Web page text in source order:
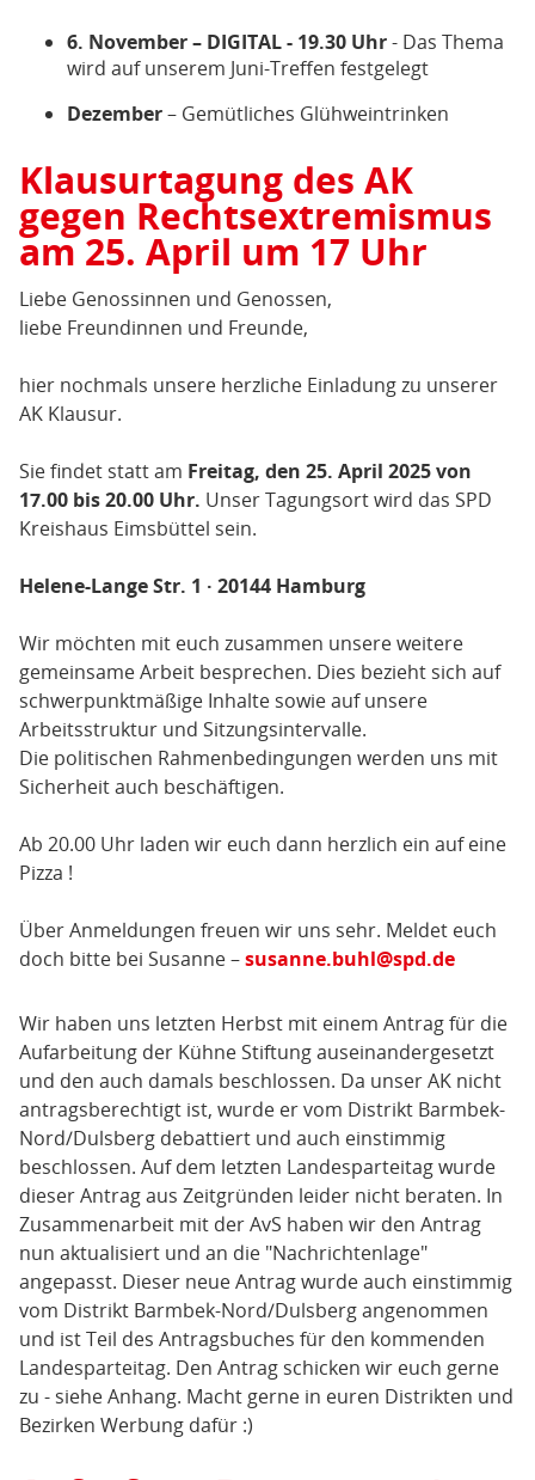
6. November – DIGITAL - 19.30 Uhr- Das Thema
wird auf unserem Juni-Treffen festgelegt
Dezember– Gemütliches Glühweintrinken
Klausurtagung des AK
gegen Rechtsextremismus
am 25. April um 17 Uhr
Liebe Genossinnen und Genossen,
liebe Freundinnen und Freunde,
hier nochmals unsere herzliche Einladung zu unserer
AK Klausur.
Sie findet statt am Freitag, den 25. April 2025 von
17.00 bis 20.00 Uhr. Unser Tagungsort wird das SPD
Kreishaus Eimsbüttel sein.
Helene-Lange Str. 1 · 20144 Hamburg
Wir möchten mit euch zusammen unsere weitere
gemeinsame Arbeit besprechen. Dies bezieht sich auf
schwerpunktmäßige Inhalte sowie auf unsere
Arbeitsstruktur und Sitzungsintervalle.
Die politischen Rahmenbedingungen werden uns mit
Sicherheit auch beschäftigen.
Ab 20.00 Uhr laden wir euch dann herzlich ein auf eine
Pizza !
Über Anmeldungen freuen wir uns sehr. Meldet euch
doch bitte bei Susanne –susanne.buhl@spd.de
Wir haben uns letzten Herbst mit einem Antrag für die
Aufarbeitung der Kühne Stiftung auseinandergesetzt
und den auch damals beschlossen. Da unser AK nicht
antragsberechtigt ist, wurde er vom Distrikt Barmbek-
Nord/Dulsberg debattiert und auch einstimmig
beschlossen. Auf dem letzten Landesparteitag wurde
dieser Antrag aus Zeitgründen leider nicht beraten. In
Zusammenarbeit mit der AvS haben wir den Antrag
nun aktualisiert und an die "Nachrichtenlage"
angepasst. Dieser neue Antrag wurde auch einstimmig
vom Distrikt Barmbek-Nord/Dulsberg angenommen
und ist Teil des Antragsbuches für den kommenden
Landesparteitag. Den Antrag schicken wir euch gerne
zu - siehe Anhang. Macht gerne in euren Distrikten und
Bezirken Werbung dafür :)